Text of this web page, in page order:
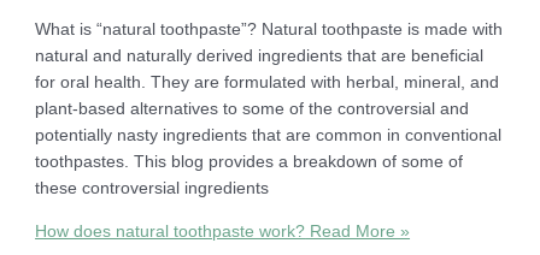
What is “natural toothpaste”? Natural toothpaste is made with
natural and naturally derived ingredients that are beneficial
for oral health. They are formulated with herbal, mineral, and
plant-based alternatives to some of the controversial and
potentially nasty ingredients that are common in conventional
toothpastes. This blog provides a breakdown of some of
these controversial ingredients
How does natural toothpaste work? Read More »